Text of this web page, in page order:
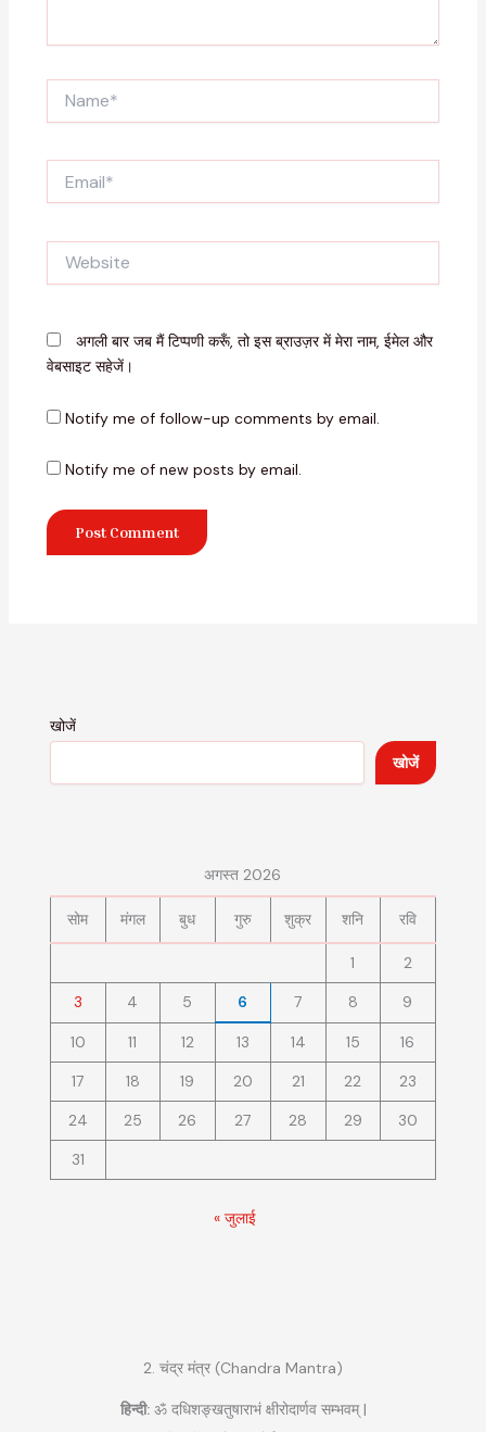
अगली बार जब मैं टिप्पणी करूँ, तो इस ब्राउज़र में मेरा नाम, ईमेल और
वेबसाइट सहेजें।
Notify me of follow-up comments by email.
Notify me of new posts by email.
खोजें
खोजें
अगस्त 2026
सोम मंगल बुध गुरु शुक्र शनि रवि
1
2
3
4 5 6 7 8 9
10 11 12 13 14 15
16
17
18 19 20 21 22
23
24
25 26 27 28 29
30
31
« जुलाई
2. चंद्र मंत्र (Chandra Mantra)
हिन्दी:ॐ दधिशङ्खतुषाराभं क्षीरोदार्णव सम्भवम् |